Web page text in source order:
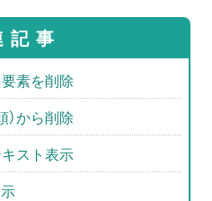
記事
素を削除
）から削除
スト表示